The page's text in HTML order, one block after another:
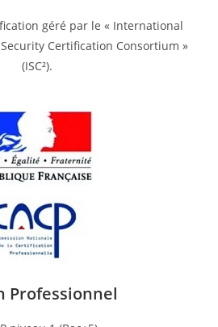
géré par le « International
Certification Consortium »
(ISC²).
Professionnel